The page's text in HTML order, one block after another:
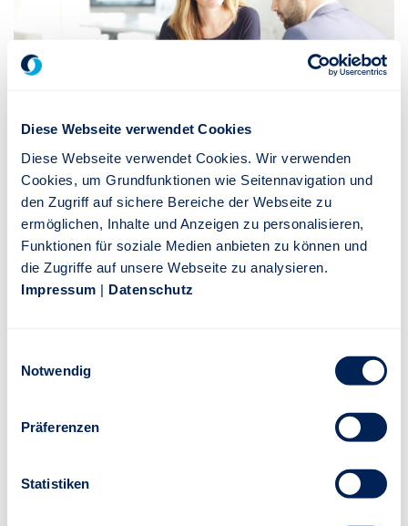
Diese Webseite verwendet Cookies
Diese Webseite verwendet Cookies. Wir verwenden
Cookies, um Grundfunktionen wie Seitennavigation und
den Zugriff auf sichere Bereiche der Webseite zu
ermöglichen, Inhalte und Anzeigen zu personalisieren,
Funktionen für soziale Medien anbieten zu können und
die Zugriffe auf unsere Webseite zu analysieren.
Impressum | Datenschutz
Notwendig
Präferenzen
Statistiken
Ich wünsche ein persönliches
Angebot.
Dann fordern Sie es gleich hier an.
ANGEBOT ANFORDERN